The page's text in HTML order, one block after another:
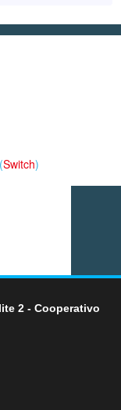
Switch)
2 - Cooperativo